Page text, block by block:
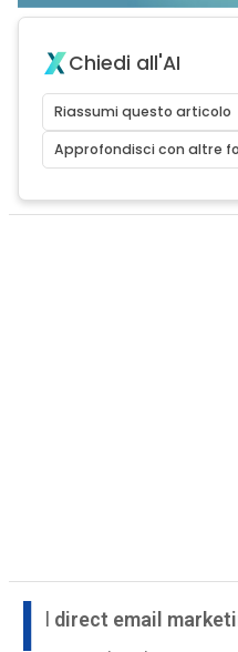
Chiedi all'AI
Riassumi questo articolo
Approfondisci con altre
I direct email